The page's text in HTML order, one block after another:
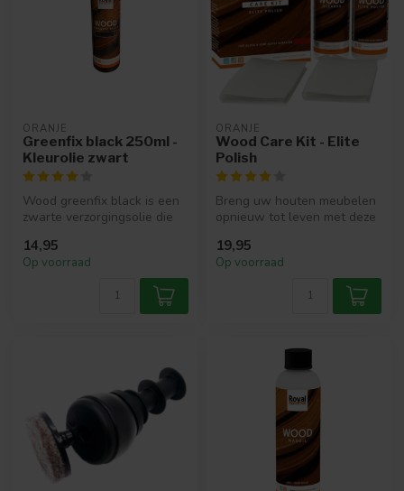
ORANJE
Greenfix black 250ml -
Kleurolie zwart
Wood greenfix black is een
zwarte verzorgingsolie die
14,95
Op voorraad
ORANJE
Wood Care Kit - Elite
Polish
Breng uw houten meubelen
opnieuw tot leven met deze
specia...
19,95
Op voorraad